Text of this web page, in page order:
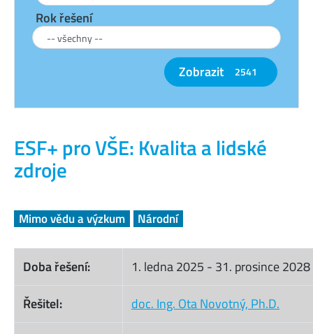
ESF+ pro VŠE: Kvalita a lidské
zdroje
Mimo vědu a výzkum Národní
Doba řešení: 1. ledna 2025 - 31. prosince 2028
Řešitel:
doc. Ing. Ota Novotný, Ph.D.
Rok řešení
Zobrazit 2541